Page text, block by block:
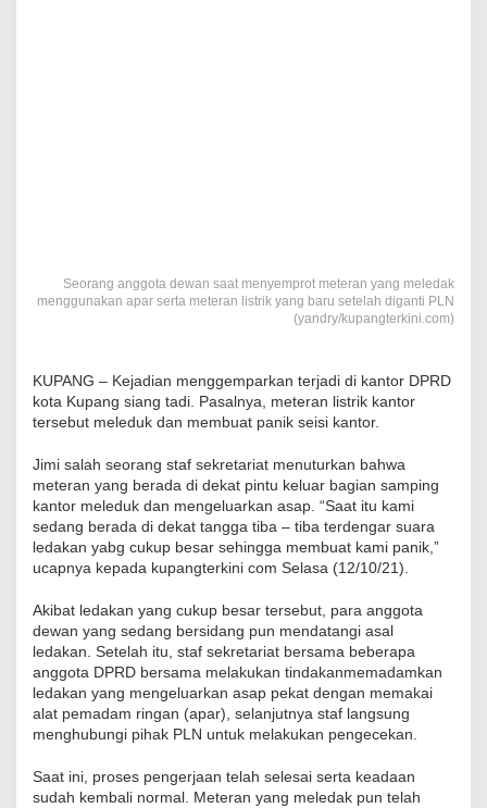
Seorang anggota dewan saat menyemprot meteran yang meledak
menggunakan apar serta meteran listrik yang baru setelah diganti PLN
(yandry/kupangterkini.com)
KUPANG – Kejadian menggemparkan terjadi di kantor DPRD
kota Kupang siang tadi. Pasalnya, meteran listrik kantor
tersebut meleduk dan membuat panik seisi kantor.
Jimi salah seorang staf sekretariat menuturkan bahwa
meteran yang berada di dekat pintu keluar bagian samping
kantor meleduk dan mengeluarkan asap. “Saat itu kami
sedang berada di dekat tangga tiba – tiba terdengar suara
ledakan yabg cukup besar sehingga membuat kami panik,”
ucapnya kepada kupangterkini com Selasa (12/10/21).
Akibat ledakan yang cukup besar tersebut, para anggota
dewan yang sedang bersidang pun mendatangi asal
ledakan. Setelah itu, staf sekretariat bersama beberapa
anggota DPRD bersama melakukan tindakanmemadamkan
ledakan yang mengeluarkan asap pekat dengan memakai
alat pemadam ringan (apar), selanjutnya staf langsung
menghubungi pihak PLN untuk melakukan pengecekan.
Saat ini, proses pengerjaan telah selesai serta keadaan
sudah kembali normal. Meteran yang meledak pun telah